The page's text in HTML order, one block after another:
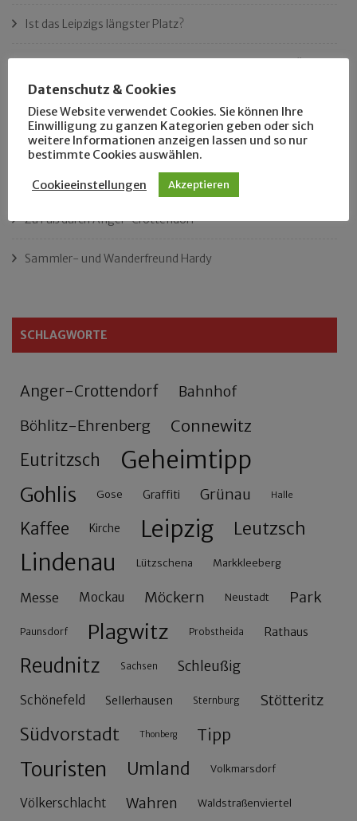
Ist das Leipzigs längster Platz?
„Als Hobbyhistoriker bin ich in ganz Leipzig zu Hause“
Der Leipziger Schmiedetag von 1904
Rennfahrer in Schönefeld und Zschocher
Zu Fuß durch Anger-Crottendorf
Sammler- und Wanderfreund Hardy
SCHLAGWORTE
Anger-Crottendorf Bahnhof
Böhlitz-Ehrenberg Connewitz
Eutritzsch Geheimtipp
Gohlis Gose Graffiti Grünau Halle
Kaffee Kirche Leipzig Leutzsch
Lindenau Lützschena Markkleeberg
Messe Mockau Möckern Neustadt Park
Paunsdorf Plagwitz Probstheida Rathaus
Reudnitz Sachsen Schleußig
Schönefeld Sellerhausen Sternburg Stötteritz
Südvorstadt Thonberg Tipp
Touristen Umland Volkmarsdorf
Völkerschlacht Wahren Waldstraßenviertel
Datenschutz & Cookies
Diese Website verwendet Cookies. Sie können Ihre
Einwilligung zu ganzen Kategorien geben oder sich
weitere Informationen anzeigen lassen und so nur
bestimmte Cookies auswählen.
Cookieeinstellungen Akzeptieren